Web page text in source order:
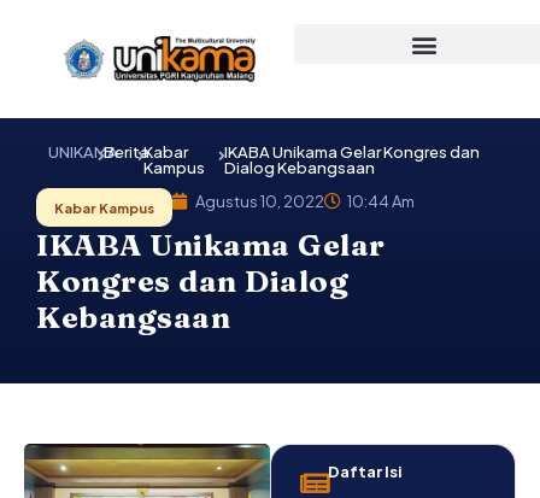
UNIKAMABeritaKabar
Kampus
IKABA Unikama Gelar Kongres dan
Dialog Kebangsaan
Kabar Kampus Agustus 10, 2022 10:44 Am
IKABA Unikama Gelar
Kongres dan Dialog
Kebangsaan
Daftar Isi